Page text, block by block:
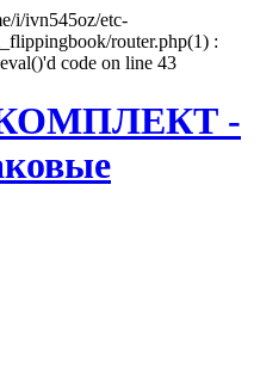
i/ivn545oz/etc-
router.php(1) :
code on line 43
-